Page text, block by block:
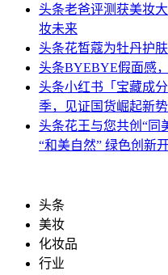
头条老爸评测获美妆
妆未来
头条花皙蔻为牡丹护
头条BYEBYE假面感
头条小红书「宝藏成
季，见证国货崛起新
头条花王与您共创“
“和美自然” 绿色创新
头条
美妆
化妆品
行业